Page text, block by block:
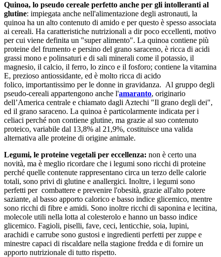
Quinoa, lo pseudo cereale perfetto anche per gli intolleranti al
glutine: impiegata anche nell'alimentazione degli astronauti, la
quinoa ha un alto contenuto di amido e per questo è spesso associata
ai cereali. Ha caratteristiche nutrizionali a dir poco eccellenti, motivo
per cui viene definita un "super alimento". La quinoa contiene più
proteine del frumento e persino del grano saraceno, è ricca di acidi
grassi mono e polinsaturi e di sali minerali come il potassio, il
magnesio, il calcio, il ferro, lo zinco e il fosforo; contiene la vitamina
E, prezioso antiossidante, ed è molto ricca di acido
folico, importantissimo per le donne in gravidanza. Al gruppo degli
pseudo-cereali appartengono anche l'amaranto, originario
dell’America centrale e chiamato dagli Aztechi "Il grano degli dei",
ed il grano saraceno. La quinoa è particolarmente indicata per i
celiaci perché non contiene glutine, ma grazie al suo contenuto
proteico, variabile dal 13,8% al 21,9%, costituisce una valida
alternativa alle proteine di origine animale.
Legumi, le proteine vegetali per eccellenza: non è certo una
novità, ma è meglio ricordare che i legumi sono ricchi di proteine
perché quelle contenute rappresentano circa un terzo delle calorie
totali, sono privi di glutine e anallergici. Inoltre, i legumi sono
perfetti per combattere e prevenire l'obesità, grazie all'alto potere
saziante, al basso apporto calorico e basso indice glicemico, mentre
sono ricchi di fibre e amidi. Sono inoltre ricchi di saponina e lecitina,
molecole utili nella lotta al colesterolo e hanno un basso indice
glicemico. Fagioli, piselli, fave, ceci, lenticchie, soia, lupini,
arachidi e carrube sono gustosi e ingredienti perfetti per zuppe e
minestre capaci di riscaldare nella stagione fredda e di fornire un
apporto nutrizionale di tutto rispetto.